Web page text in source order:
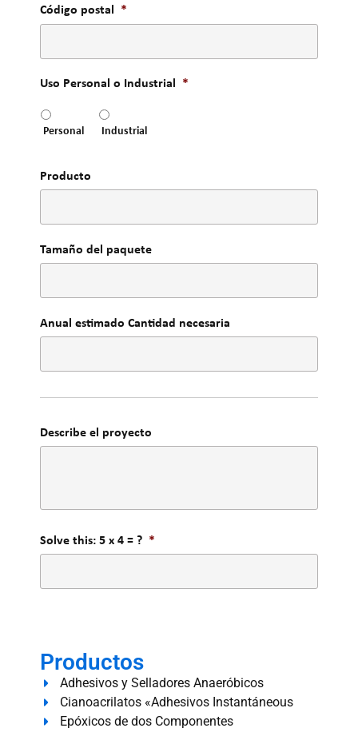
Código postal *
Uso Personal o Industrial *
Personal Industrial
Producto
Tamaño del paquete
Anual estimado Cantidad necesaria
Describe el proyecto
Solve this: 5 x 4 = ? *
Productos
Adhesivos y Selladores Anaeróbicos
Cianoacrilatos «Adhesivos Instantáneous
Epóxicos de dos Componentes